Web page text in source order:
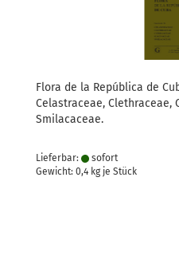
Flora de la República de
Celastraceae, Clethraceae,
Smilacaceae.
Lieferbar:
sofort
Gewicht: 0,4 kg je Stück